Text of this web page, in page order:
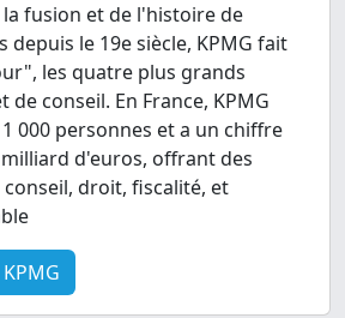
fusion et de l'histoire de
depuis le 19e siècle, KPMG fait
les quatre plus grands
de conseil. En France, KPMG
000 personnes et a un chiffre
d'euros, offrant des
droit, fiscalité, et